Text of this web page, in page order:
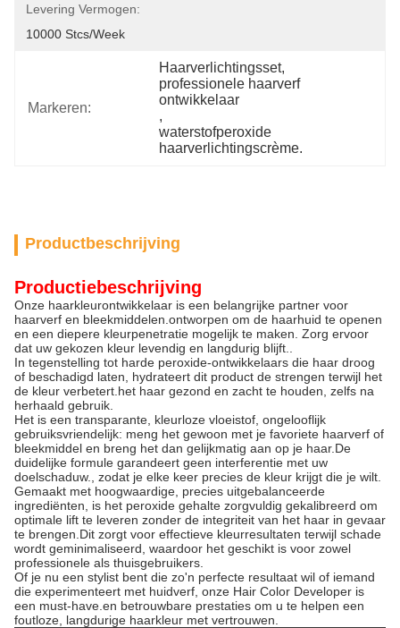
Levering Vermogen:
10000 Stcs/week
Markeren:
Haarverlichtingsset,
professionele haarverf
ontwikkelaar
,
waterstofperoxide
haarverlichtingscrème.
Productbeschrijving
Productiebeschrijving
Onze haarkleurontwikkelaar is een belangrijke partner voor
haarverf en bleekmiddelen.ontworpen om de haarhuid te openen
en een diepere kleurpenetratie mogelijk te maken. Zorg ervoor
dat uw gekozen kleur levendig en langdurig blijft..
In tegenstelling tot harde peroxide-ontwikkelaars die haar droog
of beschadigd laten, hydrateert dit product de strengen terwijl het
de kleur verbetert.het haar gezond en zacht te houden, zelfs na
herhaald gebruik.
Het is een transparante, kleurloze vloeistof, ongelooflijk
gebruiksvriendelijk: meng het gewoon met je favoriete haarverf of
bleekmiddel en breng het dan gelijkmatig aan op je haar.De
duidelijke formule garandeert geen interferentie met uw
doelschaduw., zodat je elke keer precies de kleur krijgt die je wilt.
Gemaakt met hoogwaardige, precies uitgebalanceerde
ingrediënten, is het peroxide gehalte zorgvuldig gekalibreerd om
optimale lift te leveren zonder de integriteit van het haar in gevaar
te brengen.Dit zorgt voor effectieve kleurresultaten terwijl schade
wordt geminimaliseerd, waardoor het geschikt is voor zowel
professionele als thuisgebruikers.
Of je nu een stylist bent die zo'n perfecte resultaat wil of iemand
die experimenteert met huidverf, onze Hair Color Developer is
een must-have.en betrouwbare prestaties om u te helpen een
foutloze, langdurige haarkleur met vertrouwen.